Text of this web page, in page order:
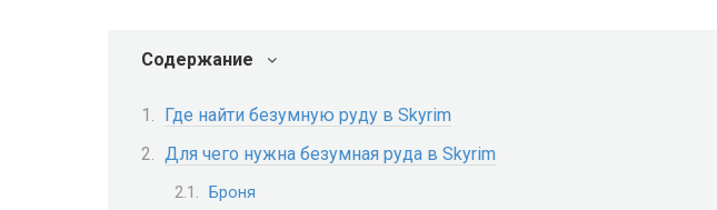
Содержание
Где найти безумную руду в Skyrim
Для чего нужна безумная руда в Skyrim
Броня